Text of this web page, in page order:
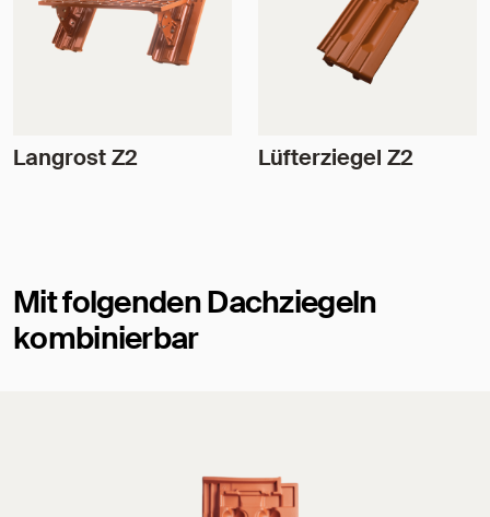
Langrost Z2 Lüfterziegel Z2
Mit folgenden Dachziegeln
kombinierbar